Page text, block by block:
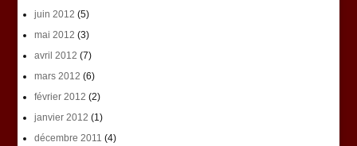
juin 2012 (5)
mai 2012 (3)
avril 2012 (7)
mars 2012 (6)
février 2012 (2)
janvier 2012 (1)
décembre 2011 (4)